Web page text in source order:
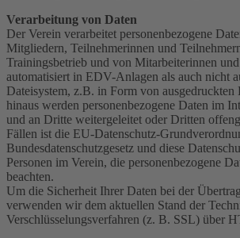
Verarbeitung von Daten
Der Verein verarbeitet personenbezogene
Mitgliedern, Teilnehmerinnen und
Trainingsbetrieb und von Mitarbeiterinnen
automatisiert in EDV-Anlagen als auch nicht
Dateisystem, z.B. in Form von ausgedruckten
hinaus werden personenbezogene Daten im
und an Dritte weitergeleitet oder Dritten
Fällen ist die EU-Datenschutz-
Bundesdatenschutzgesetz und diese
Personen im Verein, die personenbezogene
beachten.
Um die Sicherheit Ihrer Daten bei der
verwenden wir dem aktuellen Stand der
Verschlüsselungsverfahren (z. B. SSL) über